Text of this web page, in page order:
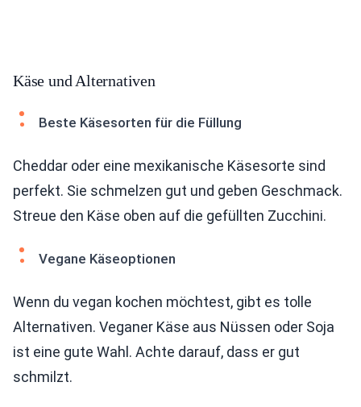
Käse und Alternativen
Beste Käsesorten für die Füllung
Cheddar oder eine mexikanische Käsesorte sind
perfekt. Sie schmelzen gut und geben Geschmack.
Streue den Käse oben auf die gefüllten Zucchini.
Vegane Käseoptionen
Wenn du vegan kochen möchtest, gibt es tolle
Alternativen. Veganer Käse aus Nüssen oder Soja
ist eine gute Wahl. Achte darauf, dass er gut
schmilzt.